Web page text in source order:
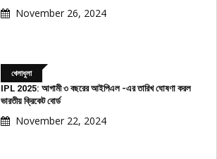
November 26, 2024
খেলাধুলা
IPL 2025: আগামী ৩ বছরের আইপিএল -এর তারিখ ঘোষণা করল
ভারতীয় ক্রিকেট বোর্ড
November 22, 2024